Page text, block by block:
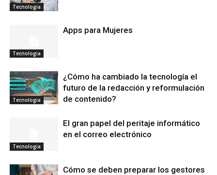
Tecnologia
Tecnologia
Apps para Mujeres
Tecnologia
¿Cómo ha cambiado la tecnología el
futuro de la redacción y reformulación
de contenido?
Tecnologia
El gran papel del peritaje informático
en el correo electrónico
Cómo se deben preparar los gestores